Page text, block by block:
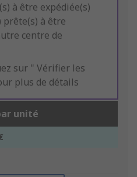
à être expédiée(s)
prête(s) à être
centre de
sur " Vérifier les
plus de détails
unité